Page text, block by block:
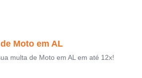
Moto em AL
multa de Moto em AL em até 12x!